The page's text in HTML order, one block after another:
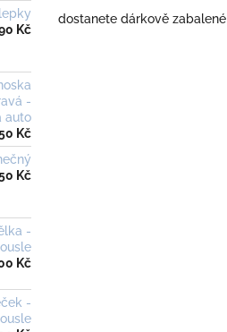
Kč
-
auto
Kč
Kč
-
Kč
-
dostanete dárkově zabalené